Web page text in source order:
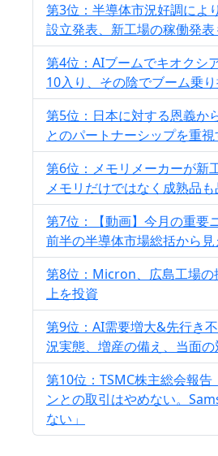
第3位：半導体市況好調によ
設立発表、新工場の稼働発表
第4位：AIブームでキオクシ
10入り、その陰でブーム乗
第5位：日本に対する恩義か
とのパートナーシップを重
第6位：メモリメーカーが新
メモリだけではなく成熟品
第7位：【動画】今月の重要
前半の半導体市場総括から見
第8位：Micron、広島工場の
上を投資
第9位：AI需要増大&先行き
況実態、増産の備え、当面
第10位：TSMC株主総会報告
ンとの取引はやめない。
ない」